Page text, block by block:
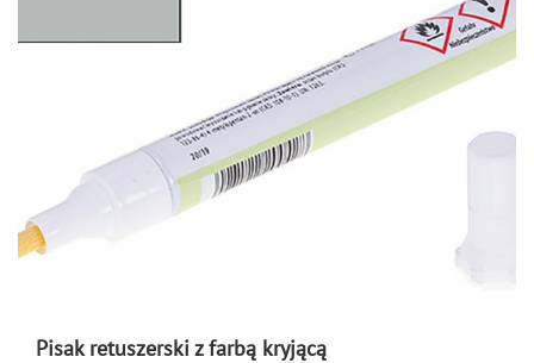
Pisak retuszerski z farbą kryjącą